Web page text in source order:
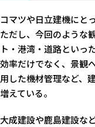
コマツや日立建機にと
ただし、今回のような
ト・港湾・道路といっ
効率だけでなく、景観
用した機材管理など、
増えている。
大成建設や鹿島建設な